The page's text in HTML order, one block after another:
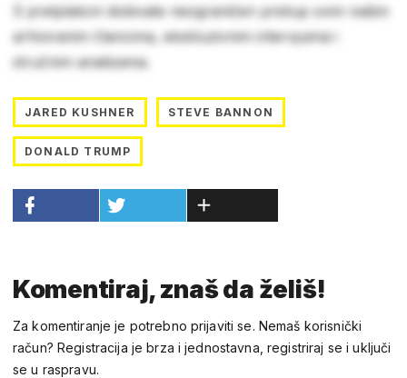
S pretplatom dobivate neograničen pristup svim našim
arhiviranim člancima, ekskluzivnim intervjuima i
stručnim analizama.
JARED KUSHNER STEVE BANNON
DONALD TRUMP
Komentiraj, znaš da želiš!
Za komentiranje je potrebno prijaviti se. Nemaš korisnički
račun? Registracija je brza i jednostavna, registriraj se i uključi
se u raspravu.